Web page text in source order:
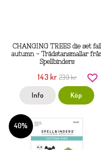
CHANGING TREES die set fall
autumn - Trädstansmallar
Spellbinders
143 kr 239 kr
Info Köp
40%